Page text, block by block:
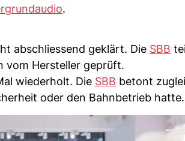
.
abschliessend geklärt. Die SBB
vom Hersteller geprüft.
wiederholt. Die SBB betont
oder den Bahnbetrieb hatte.